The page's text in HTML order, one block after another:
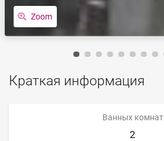
Zoom
Краткая информация
Ванных комнат
2